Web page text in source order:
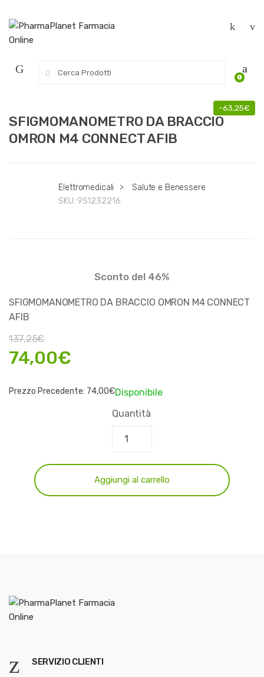
c
h
f
0
-63,25€
SFIGMOMANOMETRO DA BRACCIO
OMRON M4 CONNECT AFIB
Elettromedicali >
Salute e Benessere
SKU: 951232216
Sconto del 46%
SFIGMOMANOMETRO DA BRACCIO OMRON M4 CONNECT
AFIB
137,25€
74,00€
Prezzo Precedente: 74,00€Disponibile
Quantità
Aggiungi al carrello
SERVIZIO CLIENTI